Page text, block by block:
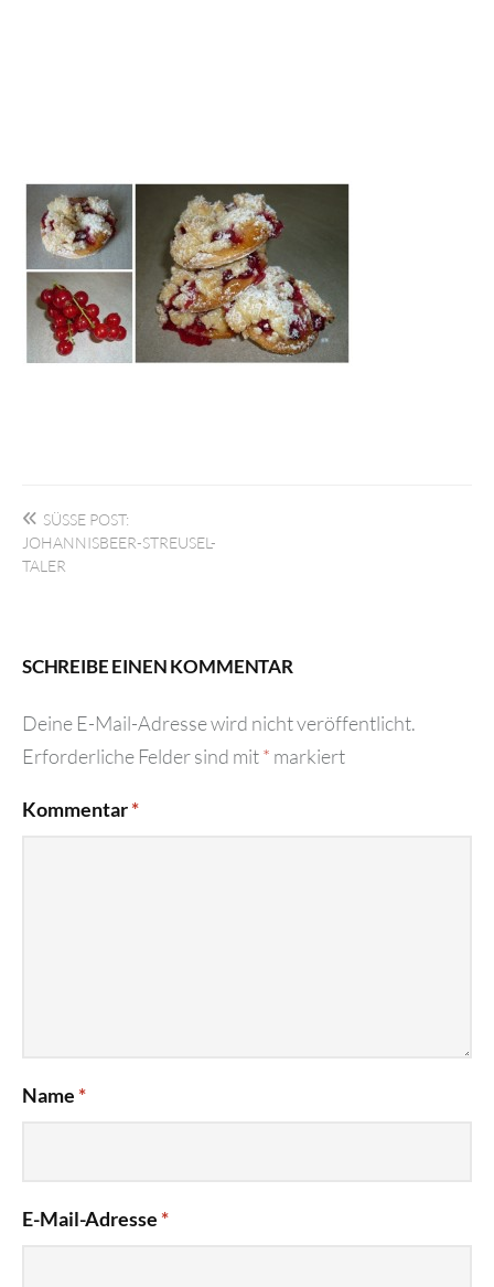
Beitragsnavigation
SÜSSE POST: J
OHANNISBEER-STREUSEL-T
ALER
SCHREIBE EINEN KOMMENTAR
Deine E-Mail-Adresse wird nicht veröffentlicht.
Erforderliche Felder sind mit* markiert
Kommentar*
Name *
E-Mail-Adresse *